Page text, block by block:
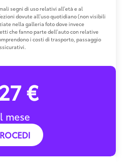
segni di uso relativi all'età e al
dovute all'uso quotidiano (non visibili
nella galleria foto dove invece
che fanno parte dell'auto con relative
i costi di trasporto, passaggio
€
mese